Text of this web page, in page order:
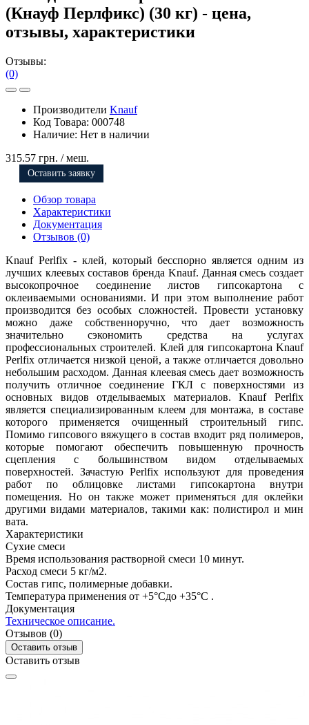
(Кнауф Перлфикс) (30 кг) - цена,
отзывы, характеристики
Отзывы:
(0)
Производители Knauf
Код Товара: 000748
Наличие: Нет в наличии
315.57 грн. / меш.
Оставить заявку
Обзор товара
Характеристики
Документация
Отзывов (0)
Knauf Perlfix - клей, который бесспорно является одним из
лучших клеевых составов бренда Knauf. Данная смесь создает
высокопрочное соединение листов гипсокартона с
оклеиваемыми основаниями. И при этом выполнение работ
производится без особых сложностей. Провести установку
можно даже собственноручно, что дает возможность
значительно сэкономить средства на услугах
профессиональных строителей. Клей для гипсокартона Knauf
Perlfix отличается низкой ценой, а также отличается довольно
небольшим расходом. Данная клеевая смесь дает возможность
получить отличное соединение ГКЛ с поверхностями из
основных видов отделываемых материалов. Knauf Perlfix
является специализированным клеем для монтажа, в составе
которого применяется очищенный строительный гипс.
Помимо гипсового вяжущего в состав входит ряд полимеров,
которые помогают обеспечить повышенную прочность
сцепления с большинством видом отделываемых
поверхностей. Зачастую Perlfix используют для проведения
работ по облицовке листами гипсокартона внутри
помещения. Но он также может применяться для оклейки
другими видами материалов, такими как: полистирол и мин
вата.
Характеристики
Сухие смеси
Время использования растворной смеси 10 минут.
Расход смеси 5 кг/м2.
Состав гипс, полимерные добавки.
Температура применения от +5°Cдо +35°C .
Документация
Техническое описание.
Отзывов (0)
Оставить отзыв
Оставить отзыв